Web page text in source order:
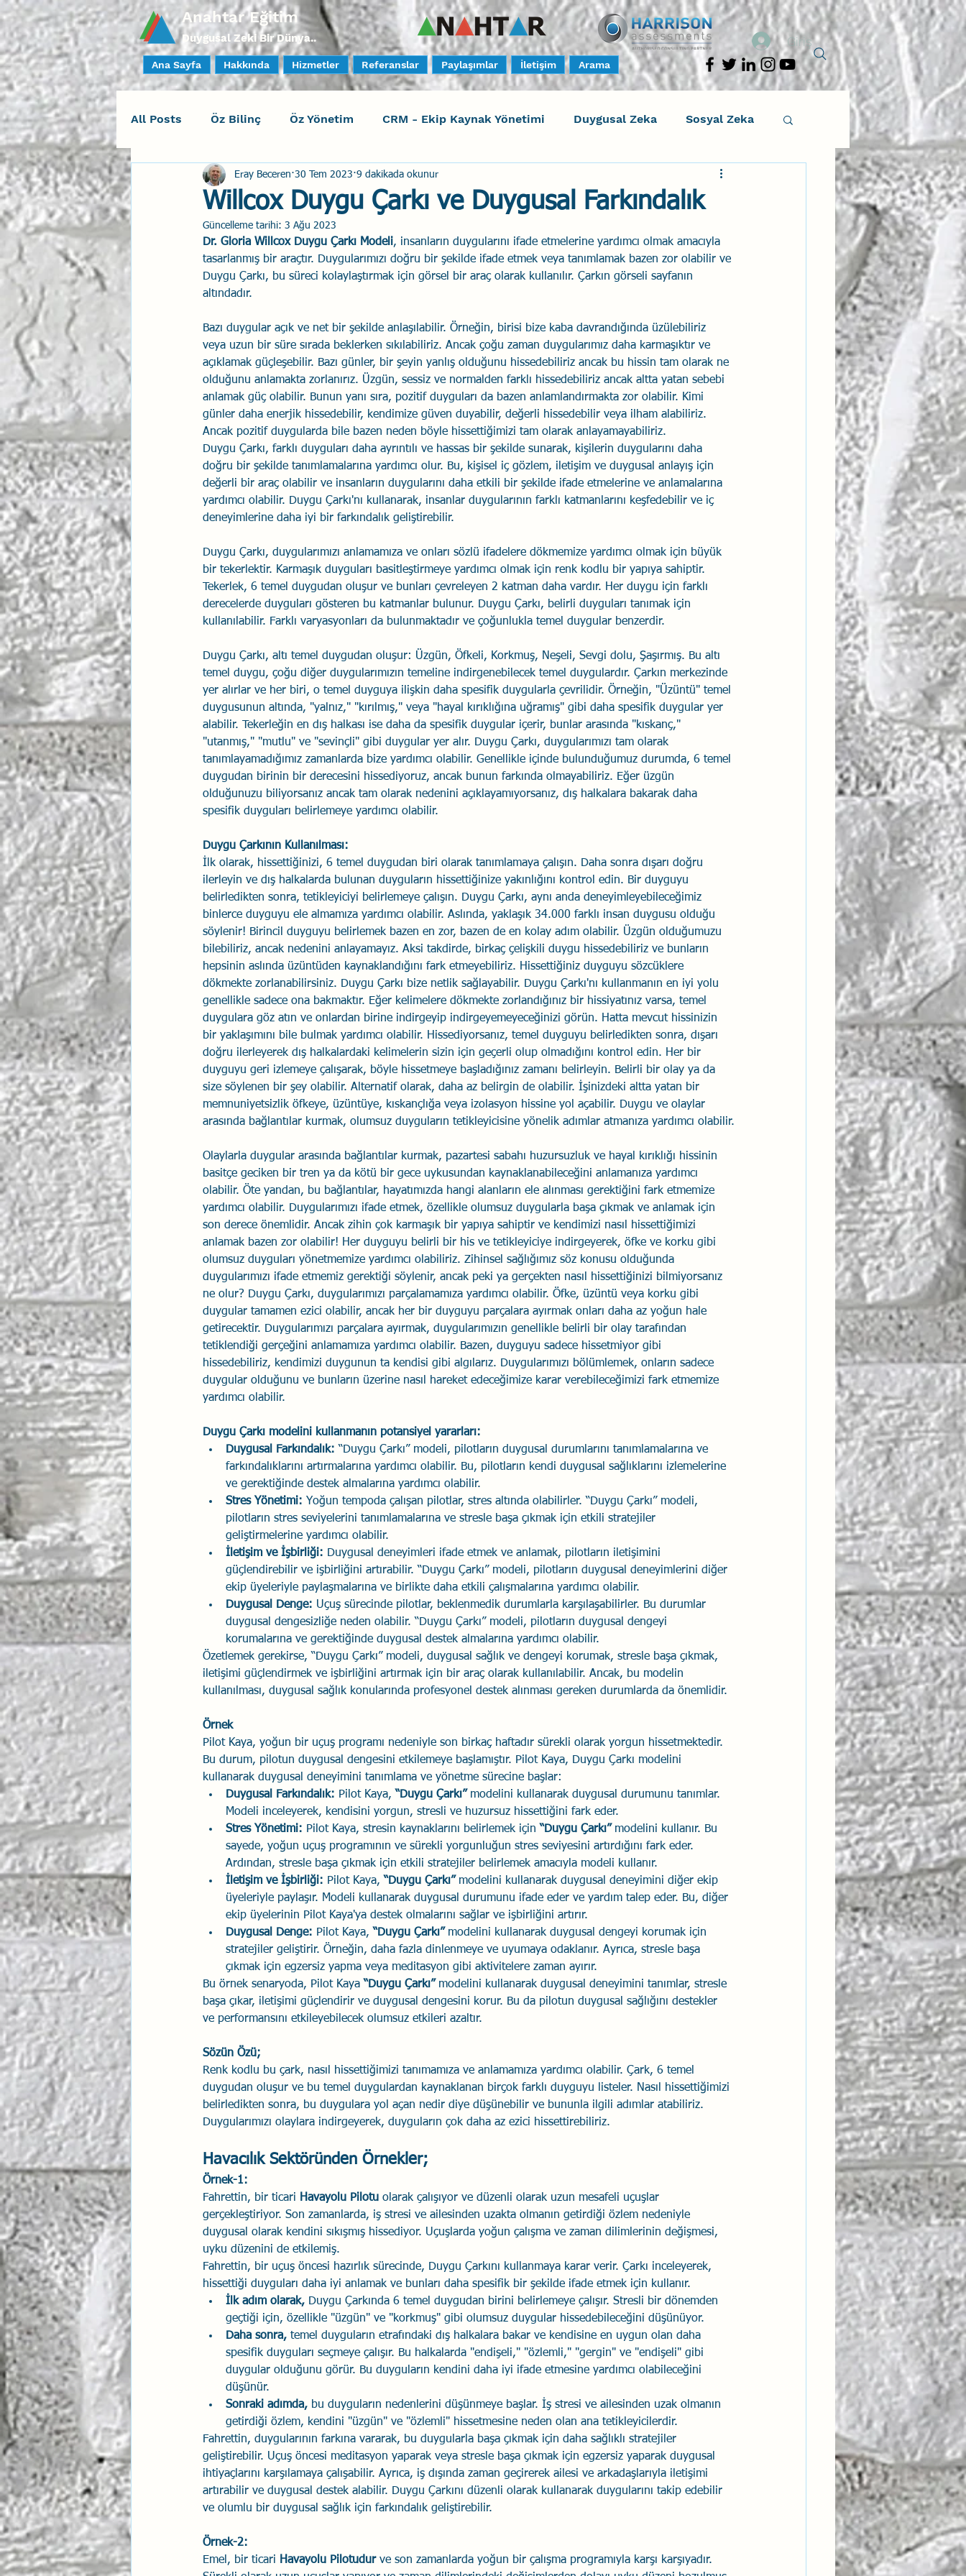
Anahtar Eğitim
Duygusal Zeki Bir Dünya..
Ana Sayfa Hakkında Hizmetler Referanslar Paylaşımlar İletişim Arama
Giriş
All Posts Öz Bilinç Öz Yönetim CRM - Ekip Kaynak Yönetimi Duygusal Zeka Sosyal Zeka
Sosyal Bilinç İlişki Yönetimi Harrison Assessments
Yaratıcı Drama İnsan Faktörleri - Human Factors Güvenli Davranış Yaratıcı Drama
Duygusal Zeka Koçluğu
İlişki Yönetimi Sun Tzu Savaş Sanatı Wellbeing İlişki Yönetimi Bağlantısal Bütünsellik
Psikolojik Güvenlik Havacılık Eğitimler Duygusal Zekâ Stres Liderlik
Willcox Duygu Çarkı ve Duygusal Farkındalık
Eray Beceren 30 Tem 2023 9 dakikada okunur
Güncelleme tarihi: 3 Ağu 2023
Dr. Gloria Willcox Duygu Çarkı Modeli, insanların duygularını ifade etmelerine yardımcı olmak amacıyla
tasarlanmış bir araçtır. Duygularımızı doğru bir şekilde ifade etmek veya tanımlamak bazen zor olabilir ve
Duygu Çarkı, bu süreci kolaylaştırmak için görsel bir araç olarak kullanılır. Çarkın görseli sayfanın
altındadır.
Bazı duygular açık ve net bir şekilde anlaşılabilir. Örneğin, birisi bize kaba davrandığında üzülebiliriz
veya uzun bir süre sırada beklerken sıkılabiliriz. Ancak çoğu zaman duygularımız daha karmaşıktır ve
açıklamak güçleşebilir. Bazı günler, bir şeyin yanlış olduğunu hissedebiliriz ancak bu hissin tam olarak ne
olduğunu anlamakta zorlanırız. Üzgün, sessiz ve normalden farklı hissedebiliriz ancak altta yatan sebebi
anlamak güç olabilir. Bunun yanı sıra, pozitif duyguları da bazen anlamlandırmakta zor olabilir. Kimi
günler daha enerjik hissedebilir, kendimize güven duyabilir, değerli hissedebilir veya ilham alabiliriz.
Ancak pozitif duygularda bile bazen neden böyle hissettiğimizi tam olarak anlayamayabiliriz.
Duygu Çarkı, farklı duyguları daha ayrıntılı ve hassas bir şekilde sunarak, kişilerin duygularını daha
doğru bir şekilde tanımlamalarına yardımcı olur. Bu, kişisel iç gözlem, iletişim ve duygusal anlayış için
değerli bir araç olabilir ve insanların duygularını daha etkili bir şekilde ifade etmelerine ve anlamalarına
yardımcı olabilir. Duygu Çarkı'nı kullanarak, insanlar duygularının farklı katmanlarını keşfedebilir ve iç
deneyimlerine daha iyi bir farkındalık geliştirebilir.
Duygu Çarkı, duygularımızı anlamamıza ve onları sözlü ifadelere dökmemize yardımcı olmak için büyük
bir tekerlektir. Karmaşık duyguları basitleştirmeye yardımcı olmak için renk kodlu bir yapıya sahiptir.
Tekerlek, 6 temel duygudan oluşur ve bunları çevreleyen 2 katman daha vardır. Her duygu için farklı
derecelerde duyguları gösteren bu katmanlar bulunur. Duygu Çarkı, belirli duyguları tanımak için
kullanılabilir. Farklı varyasyonları da bulunmaktadır ve çoğunlukla temel duygular benzerdir.
Duygu Çarkı, altı temel duygudan oluşur: Üzgün, Öfkeli, Korkmuş, Neşeli, Sevgi dolu, Şaşırmış. Bu altı
temel duygu, çoğu diğer duygularımızın temeline indirgenebilecek temel duygulardır. Çarkın merkezinde
yer alırlar ve her biri, o temel duyguya ilişkin daha spesifik duygularla çevrilidir. Örneğin, "Üzüntü" temel
duygusunun altında, "yalnız," "kırılmış," veya "hayal kırıklığına uğramış" gibi daha spesifik duygular yer
alabilir. Tekerleğin en dış halkası ise daha da spesifik duygular içerir, bunlar arasında "kıskanç,"
"utanmış," "mutlu" ve "sevinçli" gibi duygular yer alır. Duygu Çarkı, duygularımızı tam olarak
tanımlayamadığımız zamanlarda bize yardımcı olabilir. Genellikle içinde bulunduğumuz durumda, 6 temel
duygudan birinin bir derecesini hissediyoruz, ancak bunun farkında olmayabiliriz. Eğer üzgün
olduğunuzu biliyorsanız ancak tam olarak nedenini açıklayamıyorsanız, dış halkalara bakarak daha
spesifik duyguları belirlemeye yardımcı olabilir.
Duygu Çarkının Kullanılması:
İlk olarak, hissettiğinizi, 6 temel duygudan biri olarak tanımlamaya çalışın. Daha sonra dışarı doğru
ilerleyin ve dış halkalarda bulunan duyguların hissettiğinize yakınlığını kontrol edin. Bir duyguyu
belirledikten sonra, tetikleyiciyi belirlemeye çalışın. Duygu Çarkı, aynı anda deneyimleyebileceğimiz
binlerce duyguyu ele almamıza yardımcı olabilir. Aslında, yaklaşık 34.000 farklı insan duygusu olduğu
söylenir! Birincil duyguyu belirlemek bazen en zor, bazen de en kolay adım olabilir. Üzgün olduğumuzu
bilebiliriz, ancak nedenini anlayamayız. Aksi takdirde, birkaç çelişkili duygu hissedebiliriz ve bunların
hepsinin aslında üzüntüden kaynaklandığını fark etmeyebiliriz. Hissettiğiniz duyguyu sözcüklere
dökmekte zorlanabilirsiniz. Duygu Çarkı bize netlik sağlayabilir. Duygu Çarkı'nı kullanmanın en iyi yolu
genellikle sadece ona bakmaktır. Eğer kelimelere dökmekte zorlandığınız bir hissiyatınız varsa, temel
duygulara göz atın ve onlardan birine indirgeyip indirgeyemeyeceğinizi görün. Hatta mevcut hissinizin
bir yaklaşımını bile bulmak yardımcı olabilir. Hissediyorsanız, temel duyguyu belirledikten sonra, dışarı
doğru ilerleyerek dış halkalardaki kelimelerin sizin için geçerli olup olmadığını kontrol edin. Her bir
duyguyu geri izlemeye çalışarak, böyle hissetmeye başladığınız zamanı belirleyin. Belirli bir olay ya da
size söylenen bir şey olabilir. Alternatif olarak, daha az belirgin de olabilir. İşinizdeki altta yatan bir
memnuniyetsizlik öfkeye, üzüntüye, kıskançlığa veya izolasyon hissine yol açabilir. Duygu ve olaylar
arasında bağlantılar kurmak, olumsuz duyguların tetikleyicisine yönelik adımlar atmanıza yardımcı olabilir.
Olaylarla duygular arasında bağlantılar kurmak, pazartesi sabahı huzursuzluk ve hayal kırıklığı hissinin
basitçe geciken bir tren ya da kötü bir gece uykusundan kaynaklanabileceğini anlamanıza yardımcı
olabilir. Öte yandan, bu bağlantılar, hayatımızda hangi alanların ele alınması gerektiğini fark etmemize
yardımcı olabilir. Duygularımızı ifade etmek, özellikle olumsuz duygularla başa çıkmak ve anlamak için
son derece önemlidir. Ancak zihin çok karmaşık bir yapıya sahiptir ve kendimizi nasıl hissettiğimizi
anlamak bazen zor olabilir! Her duyguyu belirli bir his ve tetikleyiciye indirgeyerek, öfke ve korku gibi
olumsuz duyguları yönetmemize yardımcı olabiliriz. Zihinsel sağlığımız söz konusu olduğunda
duygularımızı ifade etmemiz gerektiği söylenir, ancak peki ya gerçekten nasıl hissettiğinizi bilmiyorsanız
ne olur? Duygu Çarkı, duygularımızı parçalamamıza yardımcı olabilir. Öfke, üzüntü veya korku gibi
duygular tamamen ezici olabilir, ancak her bir duyguyu parçalara ayırmak onları daha az yoğun hale
getirecektir. Duygularımızı parçalara ayırmak, duygularımızın genellikle belirli bir olay tarafından
tetiklendiği gerçeğini anlamamıza yardımcı olabilir. Bazen, duyguyu sadece hissetmiyor gibi
hissedebiliriz, kendimizi duygunun ta kendisi gibi algılarız. Duygularımızı bölümlemek, onların sadece
duygular olduğunu ve bunların üzerine nasıl hareket edeceğimize karar verebileceğimizi fark etmemize
yardımcı olabilir.
Duygu Çarkı modelini kullanmanın potansiyel yararları:
Duygusal Farkındalık: “Duygu Çarkı” modeli, pilotların duygusal durumlarını tanımlamalarına ve
farkındalıklarını artırmalarına yardımcı olabilir. Bu, pilotların kendi duygusal sağlıklarını izlemelerine
ve gerektiğinde destek almalarına yardımcı olabilir.
Stres Yönetimi: Yoğun tempoda çalışan pilotlar, stres altında olabilirler. “Duygu Çarkı” modeli,
pilotların stres seviyelerini tanımlamalarına ve stresle başa çıkmak için etkili stratejiler
geliştirmelerine yardımcı olabilir.
İletişim ve İşbirliği: Duygusal deneyimleri ifade etmek ve anlamak, pilotların iletişimini
güçlendirebilir ve işbirliğini artırabilir. “Duygu Çarkı” modeli, pilotların duygusal deneyimlerini diğer
ekip üyeleriyle paylaşmalarına ve birlikte daha etkili çalışmalarına yardımcı olabilir.
Duygusal Denge: Uçuş sürecinde pilotlar, beklenmedik durumlarla karşılaşabilirler. Bu durumlar
duygusal dengesizliğe neden olabilir. “Duygu Çarkı” modeli, pilotların duygusal dengeyi
korumalarına ve gerektiğinde duygusal destek almalarına yardımcı olabilir.
Özetlemek gerekirse, “Duygu Çarkı” modeli, duygusal sağlık ve dengeyi korumak, stresle başa çıkmak,
iletişimi güçlendirmek ve işbirliğini artırmak için bir araç olarak kullanılabilir. Ancak, bu modelin
kullanılması, duygusal sağlık konularında profesyonel destek alınması gereken durumlarda da önemlidir.
Örnek
Pilot Kaya, yoğun bir uçuş programı nedeniyle son birkaç haftadır sürekli olarak yorgun hissetmektedir.
Bu durum, pilotun duygusal dengesini etkilemeye başlamıştır. Pilot Kaya, Duygu Çarkı modelini
kullanarak duygusal deneyimini tanımlama ve yönetme sürecine başlar:
Duygusal Farkındalık: Pilot Kaya, “Duygu Çarkı” modelini kullanarak duygusal durumunu tanımlar.
Modeli inceleyerek, kendisini yorgun, stresli ve huzursuz hissettiğini fark eder.
Stres Yönetimi: Pilot Kaya, stresin kaynaklarını belirlemek için “Duygu Çarkı” modelini kullanır. Bu
sayede, yoğun uçuş programının ve sürekli yorgunluğun stres seviyesini artırdığını fark eder.
Ardından, stresle başa çıkmak için etkili stratejiler belirlemek amacıyla modeli kullanır.
İletişim ve İşbirliği: Pilot Kaya, “Duygu Çarkı” modelini kullanarak duygusal deneyimini diğer ekip
üyeleriyle paylaşır. Modeli kullanarak duygusal durumunu ifade eder ve yardım talep eder. Bu, diğer
ekip üyelerinin Pilot Kaya'ya destek olmalarını sağlar ve işbirliğini artırır.
Duygusal Denge: Pilot Kaya, “Duygu Çarkı” modelini kullanarak duygusal dengeyi korumak için
stratejiler geliştirir. Örneğin, daha fazla dinlenmeye ve uyumaya odaklanır. Ayrıca, stresle başa
çıkmak için egzersiz yapma veya meditasyon gibi aktivitelere zaman ayırır.
Bu örnek senaryoda, Pilot Kaya “Duygu Çarkı” modelini kullanarak duygusal deneyimini tanımlar, stresle
başa çıkar, iletişimi güçlendirir ve duygusal dengesini korur. Bu da pilotun duygusal sağlığını destekler
ve performansını etkileyebilecek olumsuz etkileri azaltır.
Sözün Özü;
Renk kodlu bu çark, nasıl hissettiğimizi tanımamıza ve anlamamıza yardımcı olabilir. Çark, 6 temel
duygudan oluşur ve bu temel duygulardan kaynaklanan birçok farklı duyguyu listeler. Nasıl hissettiğimizi
belirledikten sonra, bu duygulara yol açan nedir diye düşünebilir ve bununla ilgili adımlar atabiliriz.
Duygularımızı olaylara indirgeyerek, duyguların çok daha az ezici hissettirebiliriz.
Havacılık Sektöründen Örnekler;
Örnek-1:
Fahrettin, bir ticari Havayolu Pilotu olarak çalışıyor ve düzenli olarak uzun mesafeli uçuşlar
gerçekleştiriyor. Son zamanlarda, iş stresi ve ailesinden uzakta olmanın getirdiği özlem nedeniyle
duygusal olarak kendini sıkışmış hissediyor. Uçuşlarda yoğun çalışma ve zaman dilimlerinin değişmesi,
uyku düzenini de etkilemiş.
Fahrettin, bir uçuş öncesi hazırlık sürecinde, Duygu Çarkını kullanmaya karar verir. Çarkı inceleyerek,
hissettiği duyguları daha iyi anlamak ve bunları daha spesifik bir şekilde ifade etmek için kullanır.
İlk adım olarak, Duygu Çarkında 6 temel duygudan birini belirlemeye çalışır. Stresli bir dönemden
geçtiği için, özellikle "üzgün" ve "korkmuş" gibi olumsuz duygular hissedebileceğini düşünüyor.
Daha sonra, temel duyguların etrafındaki dış halkalara bakar ve kendisine en uygun olan daha
spesifik duyguları seçmeye çalışır. Bu halkalarda "endişeli," "özlemli," "gergin" ve "endişeli" gibi
duygular olduğunu görür. Bu duyguların kendini daha iyi ifade etmesine yardımcı olabileceğini
düşünür.
Sonraki adımda, bu duyguların nedenlerini düşünmeye başlar. İş stresi ve ailesinden uzak olmanın
getirdiği özlem, kendini "üzgün" ve "özlemli" hissetmesine neden olan ana tetikleyicilerdir.
Fahrettin, duygularının farkına vararak, bu duygularla başa çıkmak için daha sağlıklı stratejiler
geliştirebilir. Uçuş öncesi meditasyon yaparak veya stresle başa çıkmak için egzersiz yaparak duygusal
ihtiyaçlarını karşılamaya çalışabilir. Ayrıca, iş dışında zaman geçirerek ailesi ve arkadaşlarıyla iletişimi
artırabilir ve duygusal destek alabilir. Duygu Çarkını düzenli olarak kullanarak duygularını takip edebilir
ve olumlu bir duygusal sağlık için farkındalık geliştirebilir.
Örnek-2:
Emel, bir ticari Havayolu Pilotudur ve son zamanlarda yoğun bir çalışma programıyla karşı karşıyadır.